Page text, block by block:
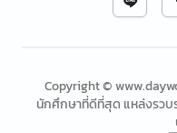
Copyright ©
นักศึกษาที่ดีที่สุด แหล่งรวบ